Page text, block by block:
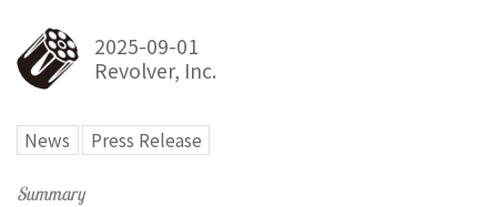
2025-09-01
Revolver, Inc.
News Press Release